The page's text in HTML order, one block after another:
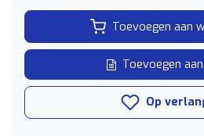
Toevoegen aan
Toevoegen
Op